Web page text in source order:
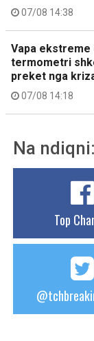
07/08 14:38
Vapa ekstreme
termometri
preket nga
07/08 14:18
Na ndiqni:
Top